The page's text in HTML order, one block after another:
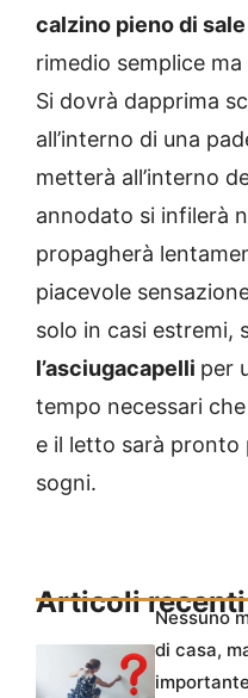
calzino pieno di
rimedio semplice
Si dovrà dapprima
all’interno di una
metterà all’interno
annodato si infilerà
propagherà
piacevole
solo in casi estremi,
l’asciugacapelli per
tempo necessari
e il letto sarà pronto
sogni.
Articoli recenti
Nessuno
di casa,